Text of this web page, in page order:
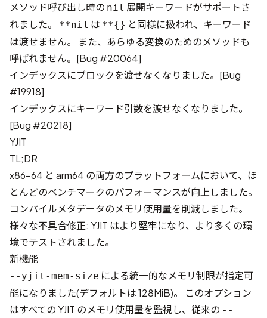
メソッド呼び出し時の nil 展開キーワードがサポートさ
れました。
**nil は **{} と同様に扱われ、キーワード
は渡せません。 また、あらゆる変換のためのメソッドも
呼ばれません。[Bug #20064]
インデックスにブロックを渡せなくなりました。[Bug
#19918]
インデックスにキーワード引数を渡せなくなりました。
[Bug #20218]
YJIT
TL;DR
x86-64 と arm64 の両方のプラットフォームにおいて、ほ
とんどのベンチマークのパフォーマンスが向上しました。
コンパイルメタデータのメモリ使用量を削減しました。
様々な不具合修正: YJIT はより堅牢になり、より多くの環
境でテストされました。
新機能
--yjit-mem-size による統一的なメモリ制限が指定可
能になりました(デフォルトは 128MiB)。 このオプション
はすべての YJIT のメモリ使用量を監視し、従来の --